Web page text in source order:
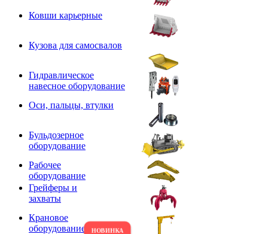
Ковши карьерные
Кузова для самосвалов
Гидравлическое
навесное оборудование
Оси, пальцы, втулки
Бульдозерное
оборудование
Рабочее
оборудование
Грейферы и
захваты
Крановое
оборудование